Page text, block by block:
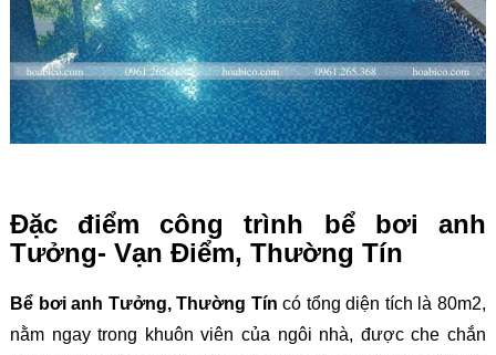
Đặc điểm công trình bể bơi anh
Tưởng- Vạn Điểm, Thường Tín
Bể bơi anh Tưởng, Thường Tín có tổng diện tích là 80m2,
nằm ngay trong khuôn viên của ngôi nhà, được che chắn